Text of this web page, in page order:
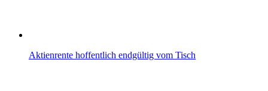
Aktienrente hoffentlich endgültig vom Tisch